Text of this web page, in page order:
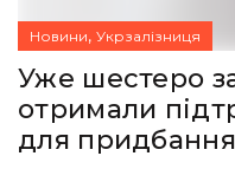
Новини, Укрзалізниця
Уже шестеро
отримали
для